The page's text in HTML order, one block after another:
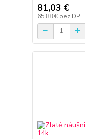
81,03 €
65,88 € bez DPH